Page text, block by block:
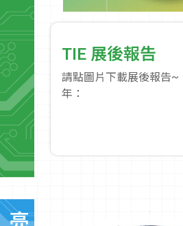
TIE 展後報告
請點圖片下載展後報告
年：